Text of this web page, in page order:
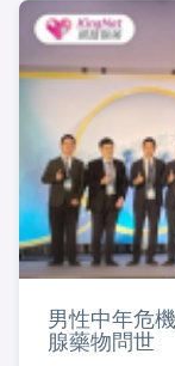
男性中年危
腺藥物問世